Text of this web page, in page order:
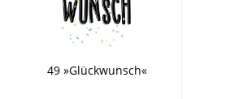
49 »Glückwunsch«